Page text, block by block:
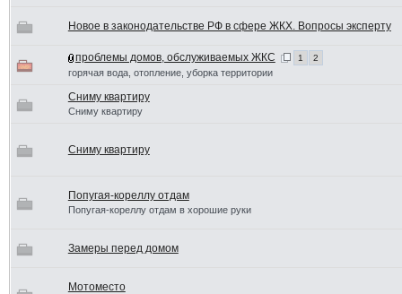
Новое в законодательстве РФ в сфере ЖКХ. Вопросы эксперту
проблемы домов, обслуживаемых ЖКС 1 2
горячая вода, отопление, уборка территории
Сниму квартиру
Сниму квартиру
Сниму квартиру
Попугая-кореллу отдам
Попугая-кореллу отдам в хорошие руки
Замеры перед домом
Мотоместо